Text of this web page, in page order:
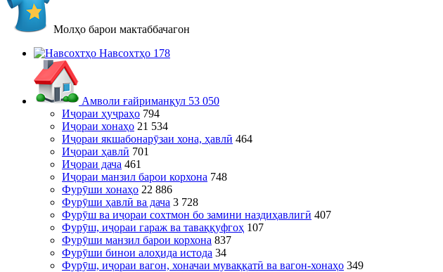
Молҳо барои мактаббачагон
Навсохтҳо 178
Амволи ғайриманқул 53 050
Иҷораи ҳуҷраҳо 794
Иҷораи хонаҳо 21 534
Иҷораи якшабонарӯзаи хона, ҳавлӣ 464
Иҷораи ҳавлӣ 701
Иҷораи дача 461
Иҷораи манзил барои корхона 748
Фурӯши хонаҳо 22 886
Фурӯши ҳавлӣ ва дача 3 728
Фурӯш ва иҷораи сохтмон бо замини наздиҳавлигӣ 407
Фурӯш, иҷораи гараж ва таваққуфгоҳ 107
Фурӯши манзил барои корхона 837
Фурӯши бинои алоҳида истода 34
Фурӯш, иҷораи вагон, хоначаи муваққатӣ ва вагон-хонаҳо 349